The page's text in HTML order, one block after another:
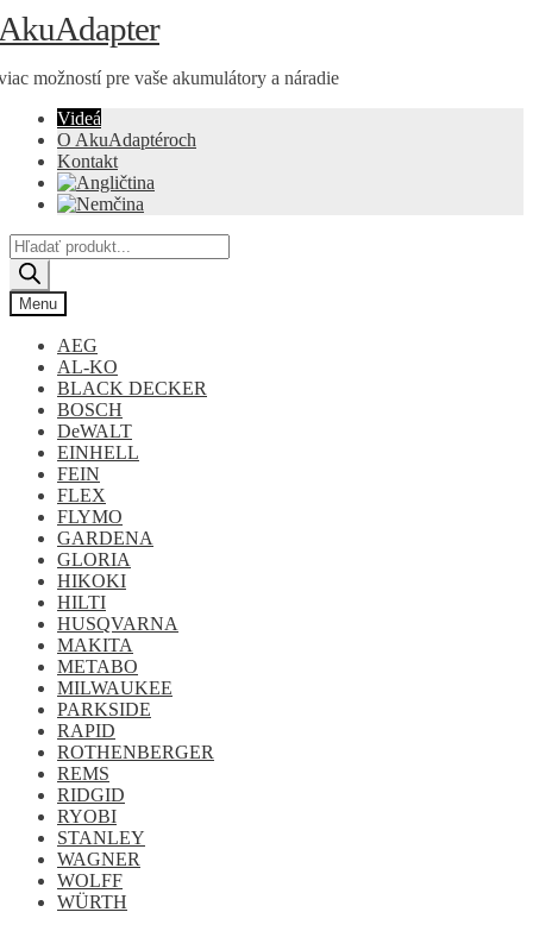
Preskočiť
na
Preskočiť
na
možností pre vaše akumulátory a náradie
Videá
O AkuAdaptéroch
Kontakt
Products
search
Menu
AEG
AL-KO
BLACK DECKER
BOSCH
DeWALT
EINHELL
FEIN
FLEX
FLYMO
GARDENA
GLORIA
HIKOKI
HILTI
HUSQVARNA
MAKITA
METABO
MILWAUKEE
PARKSIDE
RAPID
ROTHENBERGER
REMS
RIDGID
RYOBI
STANLEY
WAGNER
WOLFF
WÜRTH